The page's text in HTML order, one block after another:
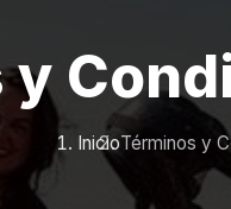
InicioTérminos y